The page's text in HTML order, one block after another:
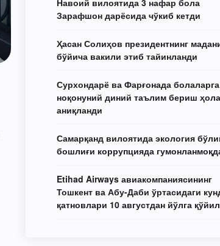
Навоий вилоятида 3 нафар бола
Зарафшон дарёсида чўкиб кетди
Ҳасан Солиҳов президентнинг
бўйича вакили этиб тайинланди
Сурхондарё ва Фарғонада болаларга
ноқонуний диний таълим бериш
аниқланди
Самарқанд вилоятида экология
бошлиғи коррупцияда
Etihad Airways авиакомпаниясининг
Тошкент ва Абу-Даби ўртасидаги
қатновлари 10 августдан йўлга